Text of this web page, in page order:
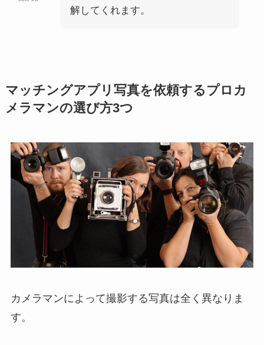
解してくれます。
マッチングアプリ写真を依頼するプロカ
メラマンの選び方3つ
カメラマンによって撮影する写真は全く異なりま
す。